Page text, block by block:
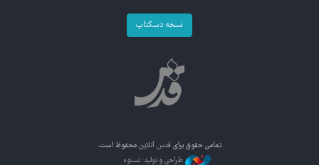
نسخه دسکتاپ
تمامی حقوق برای قدس آنلاین محفوظ است.
طراحی و تولید: نستوه